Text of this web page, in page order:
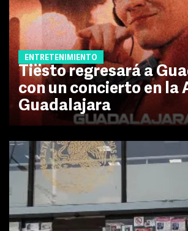
ENTRETENIMIENTO
Tiësto regresará a
con un concierto en la
Guadalajara